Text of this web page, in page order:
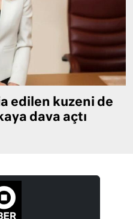
edilen kuzeni de
dava açtı